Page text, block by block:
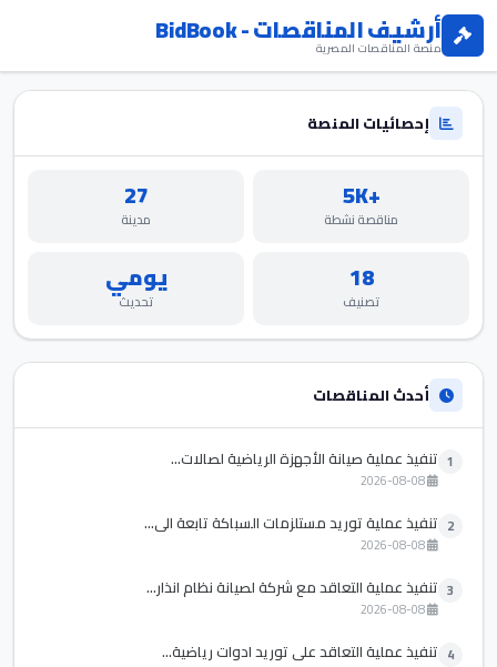
أرشيف المناقصات - BidBook
منصة المناقصات المصرية
إحصائيات المنصة
+5K
مناقصة نشطة
27
مدينة
18
تصنيف
يومي
تحديث
أحدث المناقصات
1 تنفيذ عملية صيانة الأجهزة الرياضية لصالات...
2 تنفيذ عملية توريد مستلزمات السباكة تابعة الي...
3 تنفيذ عملية التعاقد مع شركة لصيانة نظام انذار...
4 تنفيذ عملية التعاقد علي توريد ادوات رياضية...